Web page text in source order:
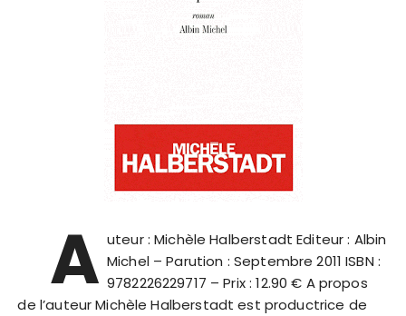
A uteur : Michèle Halberstadt Editeur : Albin
Michel – Parution : Septembre 2011 ISBN :
9782226229717 – Prix : 12.90 € A propos
de l’auteur Michèle Halberstadt est productrice de